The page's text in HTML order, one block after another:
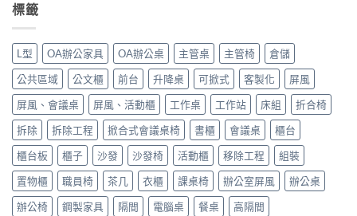
中
市
大
雅
區〉
中
標籤
L型 OA辦公家具 OA辦公桌 主管桌 主管椅
倉儲
公共區域
公文櫃 前台 升降桌 可掀式 客製化
屏風
屏風、會議桌
屏風、活動櫃 工作桌 工作站 床組
折合椅
拆除
拆除工程 掀合式會議桌椅 書櫃 會議桌
櫃台
櫃台板
櫃子 沙發 沙發椅 活動櫃 移除工程
組裝
置物櫃
職員椅 茶几 衣櫃 課桌椅 辦公室屏風
辦公桌
辦公椅
鋼製家具 隔間 電腦桌 餐桌 高隔間